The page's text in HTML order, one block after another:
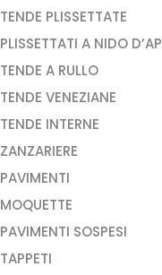
TENDE PLISSETTATE
PLISSETTATI A NIDO
TENDE A RULLO
TENDE VENEZIANE
TENDE INTERNE
ZANZARIERE
PAVIMENTI
MOQUETTE
PAVIMENTI SOSPESI
TAPPETI